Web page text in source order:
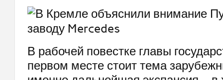
В рабочей повестке главы
первом месте стоит тема